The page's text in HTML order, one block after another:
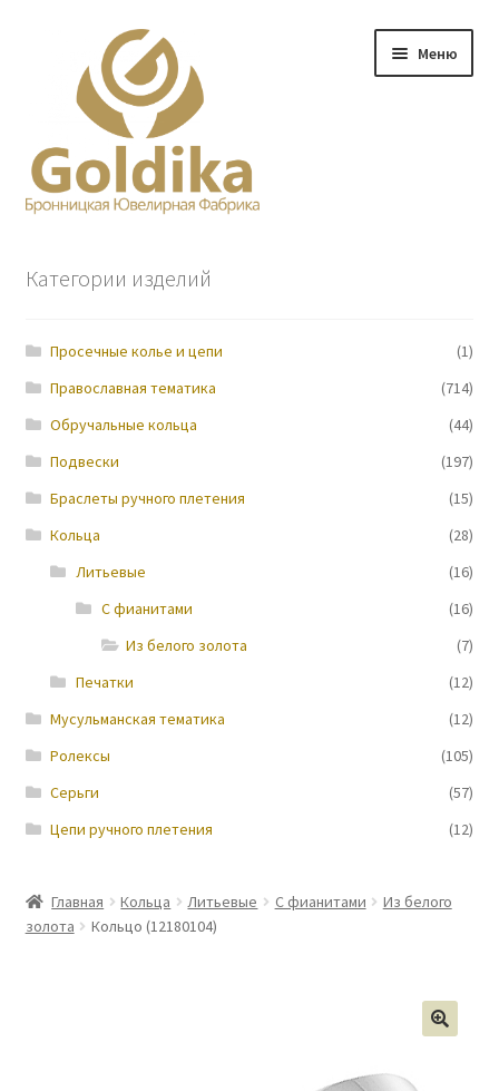
навигации
содержимому
Меню
Прайс-лист
Контакты
Новости
Категории изделий
Просечные колье и цепи
(1)
Православная тематика
(714)
Обручальные кольца
(44)
Подвески
(197)
Браслеты ручного плетения
(15)
Кольца
(28)
Литьевые
(16)
С фианитами
(16)
Из белого золота
(7)
Печатки
(12)
Мусульманская тематика
(12)
Ролексы
(105)
Серьги
(57)
Цепи ручного плетения
(12)
Главная Кольца Литьевые С фианитами
Из белого
золота
Кольцо (12180104)